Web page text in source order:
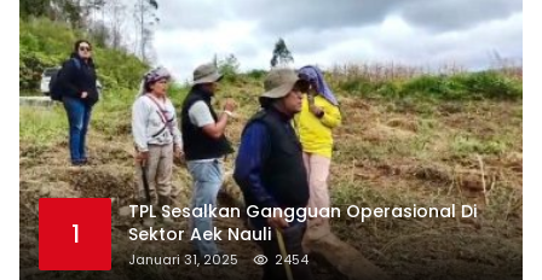
1
TPL Sesalkan Gangguan Operasional Di
Sektor Aek Nauli
Januari 31, 2025 2454